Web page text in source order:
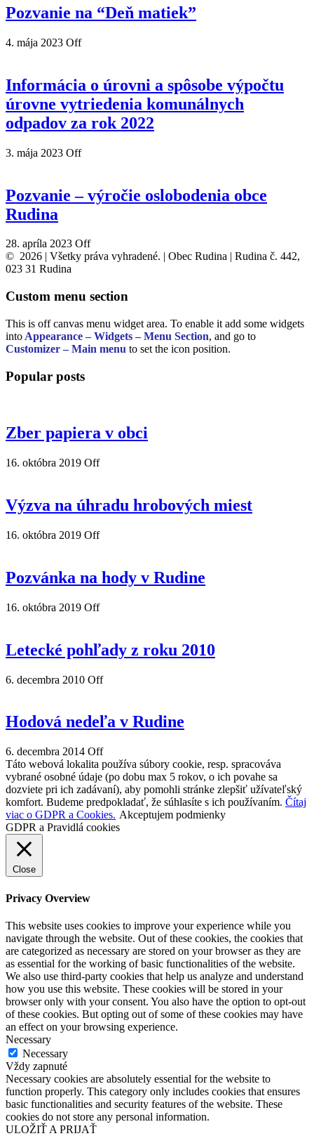
Pozvanie na “Deň matiek”
4. mája 2023 Off
Informácia o úrovni a spôsobe výpočtu
úrovne vytriedenia komunálnych
odpadov za rok 2022
3. mája 2023 Off
Pozvanie – výročie oslobodenia obce
Rudina
28. apríla 2023 Off
© 2026 | Všetky práva vyhradené. | Obec Rudina | Rudina č. 442,
023 31 Rudina
Custom menu section
This is off canvas menu widget area. To enable it add some widgets
into Appearance – Widgets – Menu Section, and go to
Customizer – Main menu to set the icon position.
Popular posts
Zber papiera v obci
16. októbra 2019 Off
Výzva na úhradu hrobových miest
16. októbra 2019 Off
Pozvánka na hody v Rudine
16. októbra 2019 Off
Letecké pohľady z roku 2010
6. decembra 2010 Off
Hodová nedeľa v Rudine
6. decembra 2014 Off
Táto webová lokalita používa súbory cookie, resp. spracováva
vybrané osobné údaje (po dobu max 5 rokov, o ich povahe sa
dozviete pri ich zadávaní), aby pomohli stránke zlepšiť užívateľský
komfort. Budeme predpokladať, že súhlasíte s ich používaním. Čítaj
viac o GDPR a Cookies. Akceptujem podmienky
GDPR a Pravidlá cookies
Close
Privacy Overview
This website uses cookies to improve your experience while you
navigate through the website. Out of these cookies, the cookies that
are categorized as necessary are stored on your browser as they are
as essential for the working of basic functionalities of the website.
We also use third-party cookies that help us analyze and understand
how you use this website. These cookies will be stored in your
browser only with your consent. You also have the option to opt-out
of these cookies. But opting out of some of these cookies may have
an effect on your browsing experience.
Necessary
Necessary
Vždy zapnuté
Necessary cookies are absolutely essential for the website to
function properly. This category only includes cookies that ensures
basic functionalities and security features of the website. These
cookies do not store any personal information.
ULOŽIŤ A PRIJAŤ